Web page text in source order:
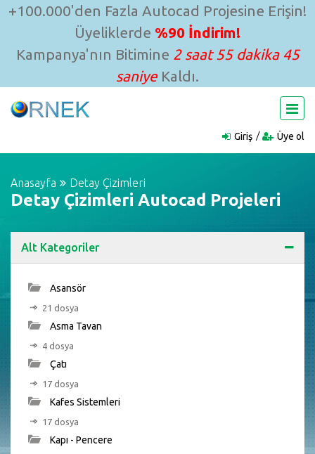
+100.000'den Fazla Autocad Projesine Erişin!
Üyeliklerde %90 İndirim!
Kampanya'nın Bitimine 2 saat 55 dakika 44
saniyeKaldı.
Giriş Üye ol
Anasayfa Detay Çizimleri
Detay Çizimleri Autocad Projeleri
Alt Kategoriler
Asansör
21 dosya
Asma Tavan
4 dosya
Çatı
17 dosya
Kafes Sistemleri
17 dosya
Kapı - Pencere